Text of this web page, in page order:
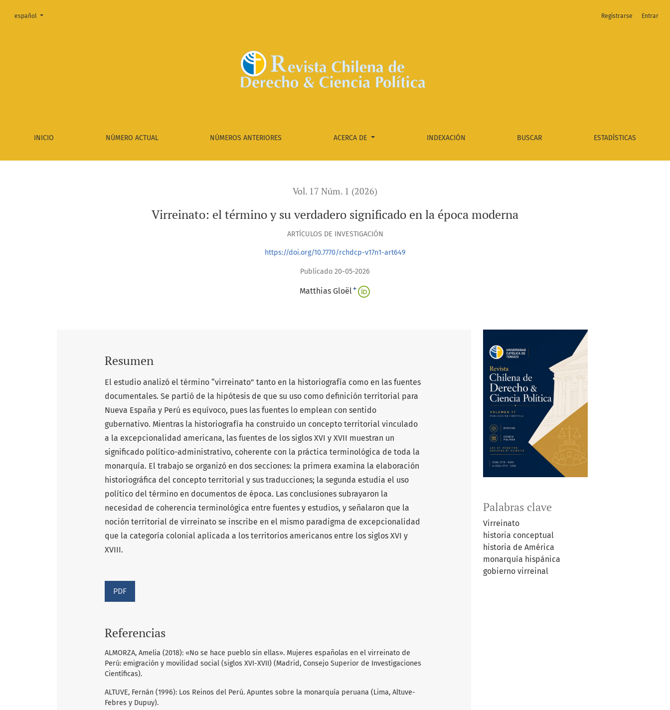
Virreinato: el término y su verdadero significado en la época moderna
INICIO NÚMERO ACTUAL NÚMEROS ANTERIORES ACERCA DE INDEXACIÓN BUSCAR ESTADÍSTICAS
Registrarse Entrar
Cambiar el idioma. El actual es:
español
Vol. 17 Núm. 1 (2026)
Virreinato: el término y su verdadero significado en la época moderna
ARTÍCULOS DE INVESTIGACIÓN
https://doi.org/10.7770/rchdcp-v17n1-art649
Publicado 20-05-2026
Matthias Gloël +
Palabras clave
Virreinato
historia conceptual
historia de América
monarquía hispánica
gobierno virreinal
Resumen
El estudio analizó el término “virreinato” tanto en la historiografía como en las fuentes
documentales. Se partió de la hipótesis de que su uso como definición territorial para
Nueva España y Perú es equívoco, pues las fuentes lo emplean con sentido
gubernativo. Mientras la historiografía ha construido un concepto territorial vinculado
a la excepcionalidad americana, las fuentes de los siglos XVI y XVII muestran un
significado político-administrativo, coherente con la práctica terminológica de toda la
monarquía. El trabajo se organizó en dos secciones: la primera examina la elaboración
historiográfica del concepto territorial y sus traducciones; la segunda estudia el uso
político del término en documentos de época. Las conclusiones subrayaron la
necesidad de coherencia terminológica entre fuentes y estudios, y señalaron que la
noción territorial de virreinato se inscribe en el mismo paradigma de excepcionalidad
que la categoría colonial aplicada a los territorios americanos entre los siglos XVI y
XVIII.
PDF
Referencias
ALMORZA, Amelia (2018): «No se hace pueblo sin ellas». Mujeres españolas en el virreinato de
Perú: emigración y movilidad social (siglos XVI-XVII) (Madrid, Consejo Superior de Investigaciones
Científicas).
ALTUVE, Fernán (1996): Los Reinos del Perú. Apuntes sobre la monarquía peruana (Lima, Altuve-
Febres y Dupuy).